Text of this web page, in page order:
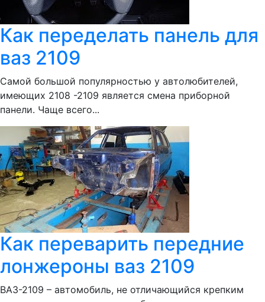
Как переделать панель для
ваз 2109
Самой большой популярностью у автолюбителей,
имеющих 2108 -2109 является смена приборной
панели. Чаще всего...
Как переварить передние
лонжероны ваз 2109
ВАЗ-2109 – автомобиль, не отличающийся крепким